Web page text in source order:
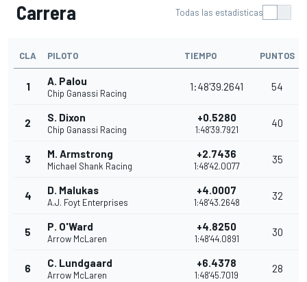
Carrera Todas las estadísticas
CLA PILOTO TIEMPO PUNTOS
1 A. Palou
Chip Ganassi Racing
1:48'39.2641 54
2 S. Dixon
Chip Ganassi Racing
+0.5280
1:48'39.7921
40
3 M. Armstrong
Michael Shank Racing
+2.7436
1:48'42.0077
35
4 D. Malukas
A.J. Foyt Enterprises
+4.0007
1:48'43.2648
32
5 P. O'Ward
Arrow McLaren
+4.8250
1:48'44.0891
30
6 C. Lundgaard
Arrow McLaren
+6.4378
1:48'45.7019
28